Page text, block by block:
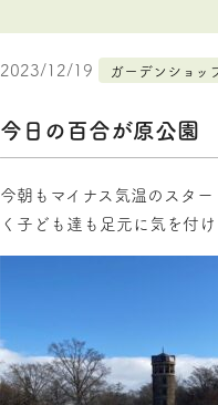
2023/12/19 ガーデンショッ
今日の百合が原公園
今朝もマイナス気温のスタ
く子ども達も足元に気を付